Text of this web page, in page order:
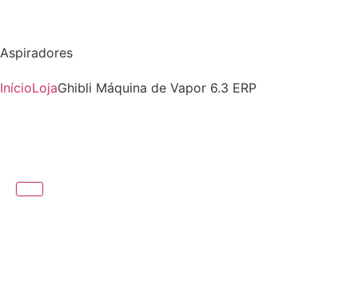
Aspiradores
InícioLojaGhibli Máquina de Vapor 6.3 ERP